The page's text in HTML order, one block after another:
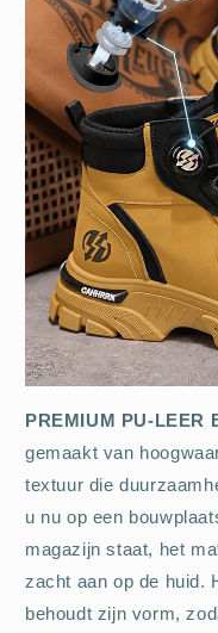
PREMIUM PU-LEER
gemaakt van
textuur die
u nu op een
magazijn staat, het
zacht aan op de huid.
behoudt zijn vorm,